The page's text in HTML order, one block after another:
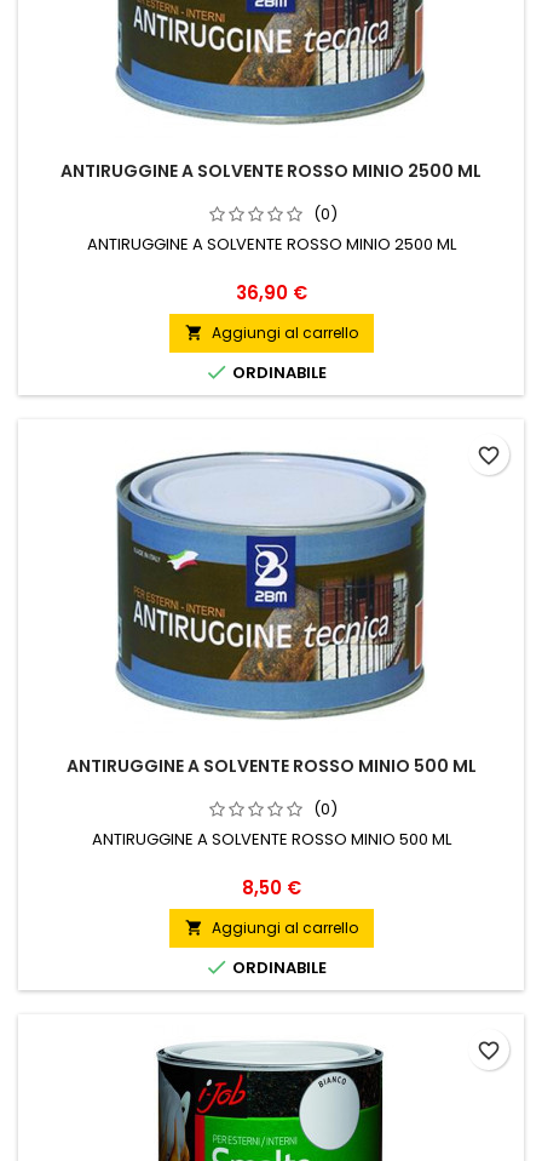
ANTIRUGGINE A SOLVENTE ROSSO MINIO 2500 ML
(0)
ANTIRUGGINE A SOLVENTE ROSSO MINIO 2500 ML
Prezzo
36,90 €
 Aggiungi al carrello
 ORDINABILE
ANTIRUGGINE A SOLVENTE ROSSO MINIO 500 ML
(0)
ANTIRUGGINE A SOLVENTE ROSSO MINIO 500 ML
Prezzo
8,50 €
 Aggiungi al carrello
 ORDINABILE
favorite_border
favorite_border